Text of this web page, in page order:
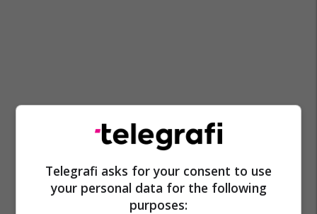
Telegrafi asks for your consent to use
your personal data for the following
purposes: